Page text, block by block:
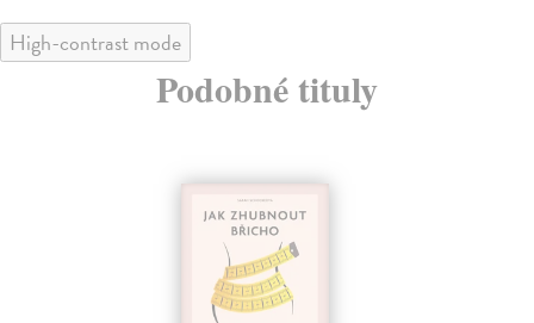
High-contrast mode
Podobné tituly